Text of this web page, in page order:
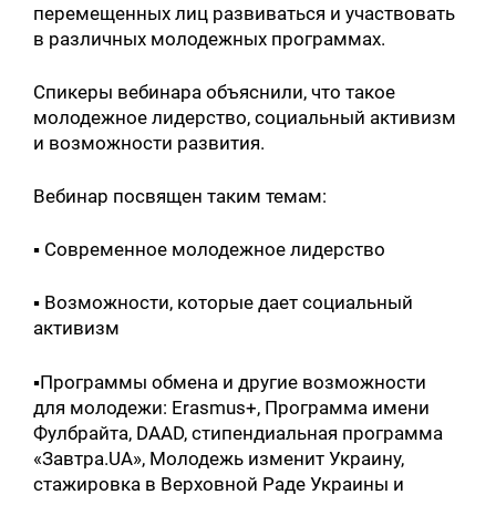
перемещенных лиц развиваться и участвовать
в различных молодежных программах.
Спикеры вебинара объяснили, что такое
молодежное лидерство, социальный активизм
и возможности развития.
Вебинар посвящен таким темам:
▪️ Современное молодежное лидерство
▪️ Возможности, которые дает социальный
активизм
▪️Программы обмена и другие возможности
для молодежи: Erasmus+, Программа имени
Фулбрайта, DAAD, стипендиальная программа
«Завтра.UA», Молодежь изменит Украину,
стажировка в Верховной Раде Украины и